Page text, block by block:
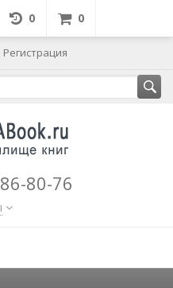
0 0
Регистрация
80-76